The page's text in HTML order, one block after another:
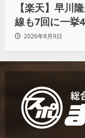
【楽天】早川
線も7回に一挙
2026年8月9日